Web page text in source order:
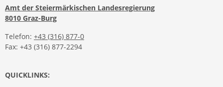
Amt der Steiermärkischen Landesregierung
8010 Graz-Burg
Telefon: +43 (316) 877-0
Fax: +43 (316) 877-2294
QUICKLINKS: